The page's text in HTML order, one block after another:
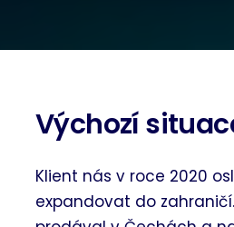
Výchozí
Klient nás v roce 2020
expandovat do